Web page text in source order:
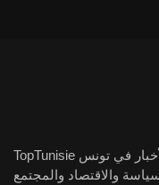
TopTunisie هو موقع إعلامي رقمي مخصص لتغطية الأخبار في تونس
والاقتصاد والمجتمع